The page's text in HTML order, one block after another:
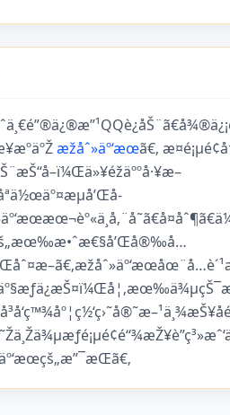
æžåˆ»äº‘æœã€‚